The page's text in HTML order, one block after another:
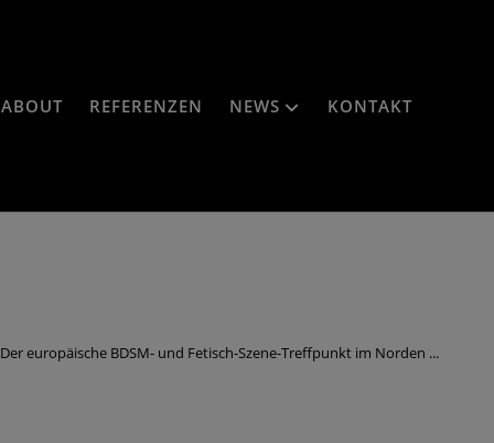
ABOUT REFERENZEN NEWS KONTAKT
europäische BDSM- und Fetisch-Szene-Treffpunkt im Norden ...